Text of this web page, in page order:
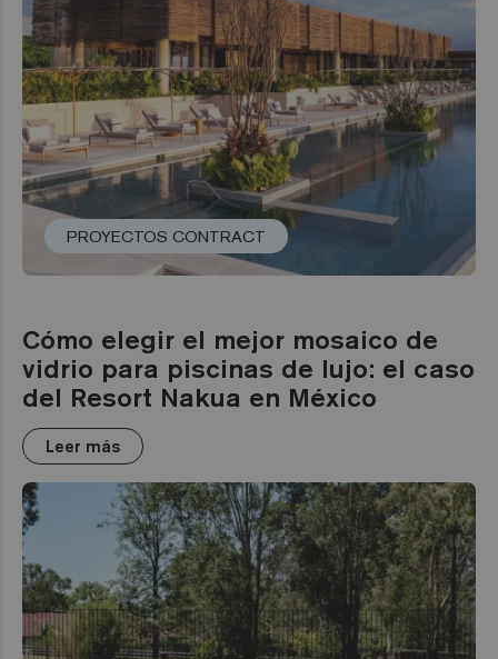
PROYECTOS CONTRACT
Cómo elegir el mejor mosaico de
vidrio para piscinas de lujo: el caso
del Resort Nakua en México
Leer más